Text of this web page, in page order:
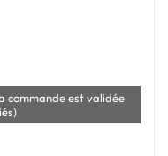
commande est validée